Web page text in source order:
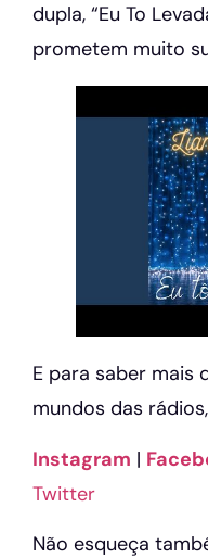
dupla, “Eu To
prometem muito
E para saber mais
mundos das
Instagram |
Twitter
Não esqueça